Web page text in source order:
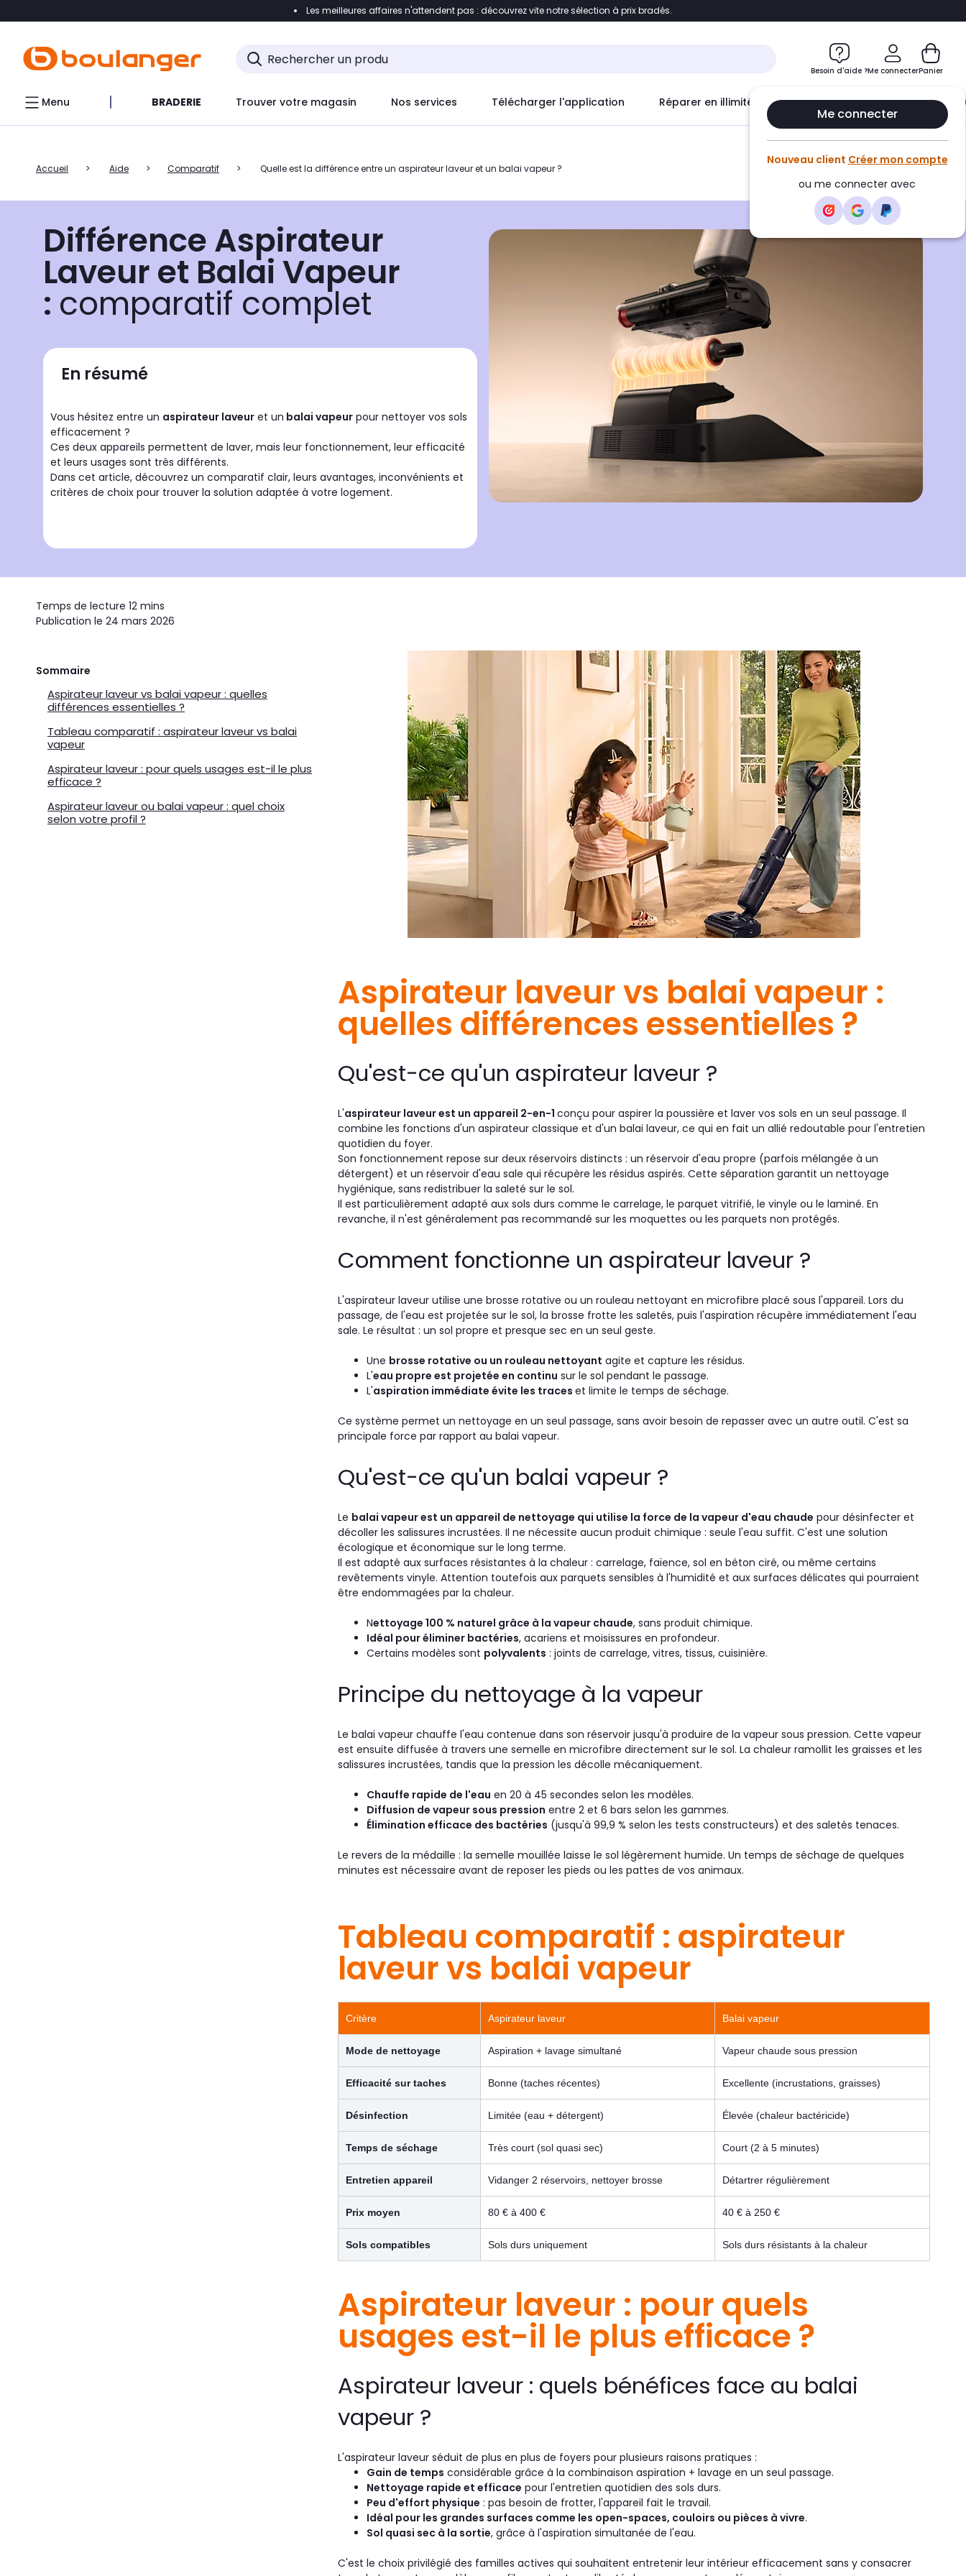
Accéder directement au contenu Accéder directement au pied de page Accéder directement au chatbot
Les meilleures affaires n'attendent pas : découvrez vite notre sélection à prix bradés.
Besoin d'aide ?Me connecter
Me connecter
Nouveau client Créer mon compte
ou me connecter avec
Panier
Menu BRADERIE Trouver votre magasin Nos services Télécharger l'application Réparer en illimité avec Le Club Infinity
Accueil Aide Comparatif Quelle est la différence entre un aspirateur laveur et un balai vapeur ?
Différence Aspirateur
Laveur et Balai Vapeur
: comparatif complet
En résumé
Vous hésitez entre un aspirateur laveur et un balai vapeur pour nettoyer vos sols
efficacement ?
Ces deux appareils permettent de laver, mais leur fonctionnement, leur efficacité
et leurs usages sont très différents.
Dans cet article, découvrez un comparatif clair, leurs avantages, inconvénients et
critères de choix pour trouver la solution adaptée à votre logement.
Temps de lecture 12 mins
Publication le 24 mars 2026
Sommaire
Aspirateur laveur vs balai vapeur : quelles
différences essentielles ?
Tableau comparatif : aspirateur laveur vs balai
vapeur
Aspirateur laveur : pour quels usages est-il le plus
efficace ?
Aspirateur laveur ou balai vapeur : quel choix
selon votre profil ?
Aspirateur laveur vs balai vapeur :
quelles différences essentielles ?
Qu'est-ce qu'un aspirateur laveur ?
L'aspirateur laveur est un appareil 2-en-1 conçu pour aspirer la poussière et laver vos sols en un seul passage. Il
combine les fonctions d'un aspirateur classique et d'un balai laveur, ce qui en fait un allié redoutable pour l'entretien
quotidien du foyer.
Son fonctionnement repose sur deux réservoirs distincts : un réservoir d'eau propre (parfois mélangée à un
détergent) et un réservoir d'eau sale qui récupère les résidus aspirés. Cette séparation garantit un nettoyage
hygiénique, sans redistribuer la saleté sur le sol.
Il est particulièrement adapté aux sols durs comme le carrelage, le parquet vitrifié, le vinyle ou le laminé. En
revanche, il n'est généralement pas recommandé sur les moquettes ou les parquets non protégés.
Comment fonctionne un aspirateur laveur ?
L'aspirateur laveur utilise une brosse rotative ou un rouleau nettoyant en microfibre placé sous l'appareil. Lors du
passage, de l'eau est projetée sur le sol, la brosse frotte les saletés, puis l'aspiration récupère immédiatement l'eau
sale. Le résultat : un sol propre et presque sec en un seul geste.
Une brosse rotative ou un rouleau nettoyant agite et capture les résidus.
L'eau propre est projetée en continu sur le sol pendant le passage.
L'aspiration immédiate évite les traces et limite le temps de séchage.
Ce système permet un nettoyage en un seul passage, sans avoir besoin de repasser avec un autre outil. C'est sa
principale force par rapport au balai vapeur.
Qu'est-ce qu'un balai vapeur ?
Le balai vapeur est un appareil de nettoyage qui utilise la force de la vapeur d'eau chaude pour désinfecter et
décoller les salissures incrustées. Il ne nécessite aucun produit chimique : seule l'eau suffit. C'est une solution
écologique et économique sur le long terme.
Il est adapté aux surfaces résistantes à la chaleur : carrelage, faïence, sol en béton ciré, ou même certains
revêtements vinyle. Attention toutefois aux parquets sensibles à l'humidité et aux surfaces délicates qui pourraient
être endommagées par la chaleur.
Nettoyage 100 % naturel grâce à la vapeur chaude, sans produit chimique.
Idéal pour éliminer bactéries, acariens et moisissures en profondeur.
Certains modèles sont polyvalents : joints de carrelage, vitres, tissus, cuisinière.
Principe du nettoyage à la vapeur
Le balai vapeur chauffe l'eau contenue dans son réservoir jusqu'à produire de la vapeur sous pression. Cette vapeur
est ensuite diffusée à travers une semelle en microfibre directement sur le sol. La chaleur ramollit les graisses et les
salissures incrustées, tandis que la pression les décolle mécaniquement.
Chauffe rapide de l'eau en 20 à 45 secondes selon les modèles.
Diffusion de vapeur sous pression entre 2 et 6 bars selon les gammes.
Élimination efficace des bactéries (jusqu'à 99,9 % selon les tests constructeurs) et des saletés tenaces.
Le revers de la médaille : la semelle mouillée laisse le sol légèrement humide. Un temps de séchage de quelques
minutes est nécessaire avant de reposer les pieds ou les pattes de vos animaux.
Tableau comparatif : aspirateur
laveur vs balai vapeur
Critère Aspirateur laveur Balai vapeur
Mode de nettoyage Aspiration + lavage simultané Vapeur chaude sous pression
Efficacité sur taches Bonne (taches récentes) Excellente (incrustations, graisses)
Désinfection Limitée (eau + détergent) Élevée (chaleur bactéricide)
Temps de séchage Très court (sol quasi sec) Court (2 à 5 minutes)
Entretien appareil Vidanger 2 réservoirs, nettoyer brosse Détartrer régulièrement
Prix moyen 80 € à 400 € 40 € à 250 €
Sols compatibles Sols durs uniquement Sols durs résistants à la chaleur
Aspirateur laveur : pour quels
usages est-il le plus efficace ?
Aspirateur laveur : quels bénéfices face au balai
vapeur ?
L'aspirateur laveur séduit de plus en plus de foyers pour plusieurs raisons pratiques :
Gain de temps considérable grâce à la combinaison aspiration + lavage en un seul passage.
Nettoyage rapide et efficace pour l'entretien quotidien des sols durs.
Peu d'effort physique : pas besoin de frotter, l'appareil fait le travail.
Idéal pour les grandes surfaces comme les open-spaces, couloirs ou pièces à vivre.
Sol quasi sec à la sortie, grâce à l'aspiration simultanée de l'eau.
C'est le choix privilégié des familles actives qui souhaitent entretenir leur intérieur efficacement sans y consacrer